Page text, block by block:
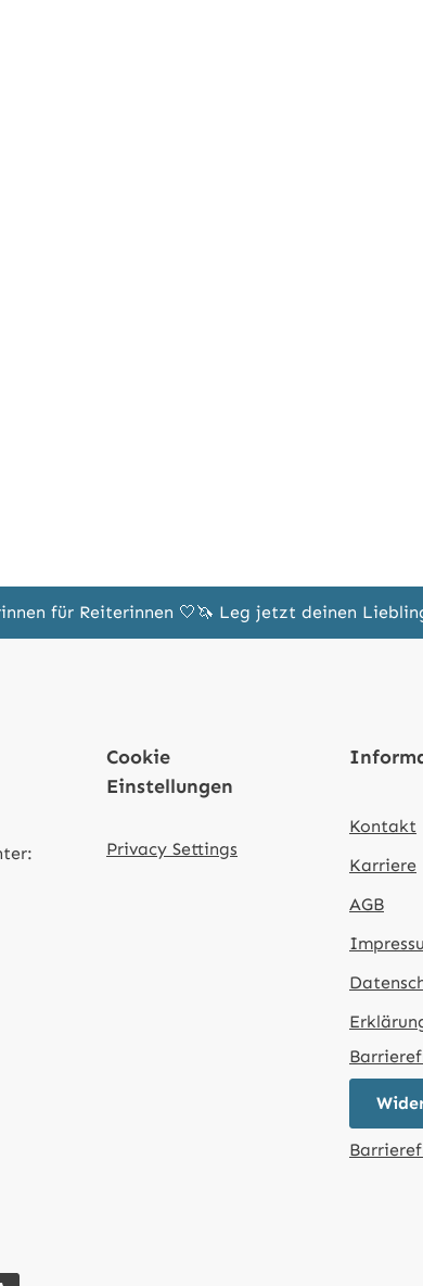
für Reiterinnen 🤍🦄 Leg jetzt deinen
Cookie
Einstellungen
Privacy Settings
Kontakt
Karriere
AGB